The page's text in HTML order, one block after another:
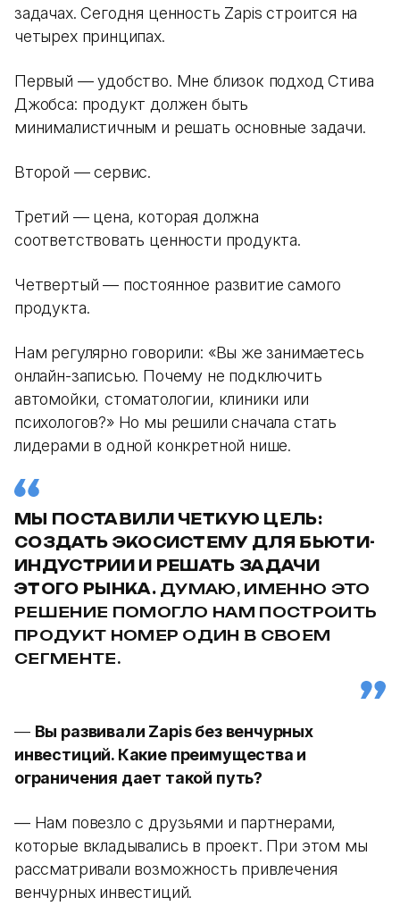
задачах. Сегодня ценность Zapis строится на
четырех принципах.
Первый — удобство. Мне близок подход Стива
Джобса: продукт должен быть
минималистичным и решать основные задачи.
Второй — сервис.
Третий — цена, которая должна
соответствовать ценности продукта.
Четвертый — постоянное развитие самого
продукта.
Нам регулярно говорили: «Вы же занимаетесь
онлайн-записью. Почему не подключить
автомойки, стоматологии, клиники или
психологов?» Но мы решили сначала стать
лидерами в одной конкретной нише.
МЫ ПОСТАВИЛИ ЧЕТКУЮ ЦЕЛЬ:
СОЗДАТЬ ЭКОСИСТЕМУ ДЛЯ БЬЮТИ-
ИНДУСТРИИ И РЕШАТЬ ЗАДАЧИ
ЭТОГО РЫНКА. ДУМАЮ, ИМЕННО ЭТО
РЕШЕНИЕ ПОМОГЛО НАМ ПОСТРОИТЬ
ПРОДУКТ НОМЕР ОДИН В СВОЕМ
СЕГМЕНТЕ.
— Вы развивали Zapis без венчурных
инвестиций. Какие преимущества и
ограничения дает такой путь?
— Нам повезло с друзьями и партнерами,
которые вкладывались в проект. При этом мы
рассматривали возможность привлечения
венчурных инвестиций.